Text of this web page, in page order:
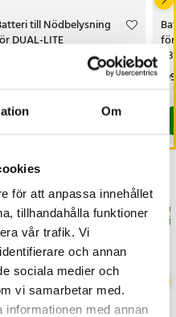
Om
för att anpassa innehållet
tillhandahålla funktioner
vår trafik. Vi
och annan
sociala medier och
vi samarbetar med.
med annan
till Nödbelysning
DUAL-LITE
EVCUGWD4, EVCURWD4
Varan finns i vårt fjärrlager, förväntas
för